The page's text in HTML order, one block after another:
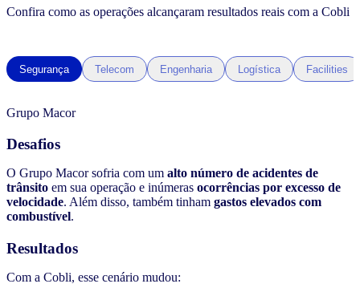
Confira como as operações alcançaram resultados reais com a Cobli
Segurança Telecom Engenharia Logística Facilities
Grupo Macor
Desafios
O Grupo Macor sofria com um alto número de acidentes de
trânsito em sua operação e inúmeras ocorrências por excesso de
velocidade. Além disso, também tinham gastos elevados com
combustível.
Resultados
Com a Cobli, esse cenário mudou: